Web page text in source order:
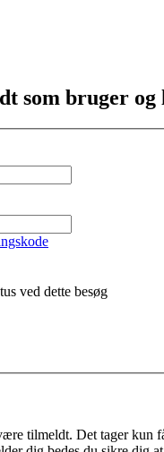
som bruger
ved dette besøg
tilmeldt. Det tager kun